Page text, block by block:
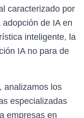
caracterizado por
de IA en
inteligente, la
IA no para de
analizamos los
especializadas
empresas en